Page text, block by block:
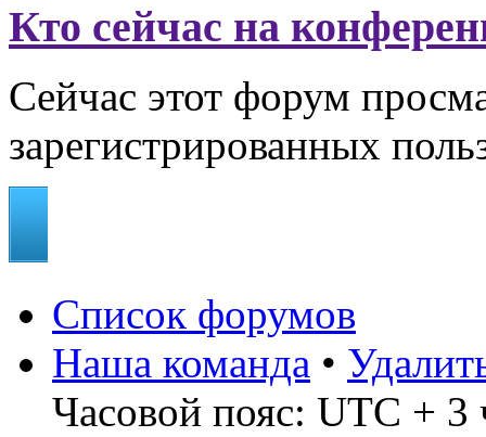
Кто сейчас на
Сейчас этот форум
зарегистрированных
Список форумов
Наша команда •
Часовой пояс: UTC + 3